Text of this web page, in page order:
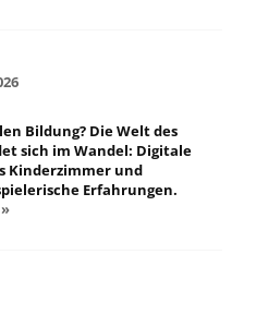
Bildung? Die Welt des
sich im Wandel: Digitale
Kinderzimmer und
Erfahrungen.